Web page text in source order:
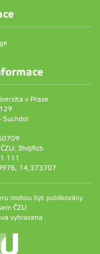
v Praze
Suchdol
3hdj9cb
111
14,373707
mohou být publikovány
ČZU
vyhrazena